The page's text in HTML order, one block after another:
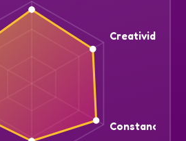
Creatividad
Constancia